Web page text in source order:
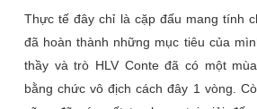
Thực tế đây chỉ là cặp đấu mang tính
đã hoàn thành những mục tiêu của
thầy và trò HLV Conte đã có một
bằng chức vô địch cách đây 1 vòng.